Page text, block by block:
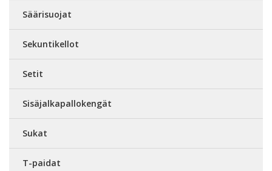
Säärisuojat
Sekuntikellot
Setit
Sisäjalkapallokengät
Sukat
T-paidat